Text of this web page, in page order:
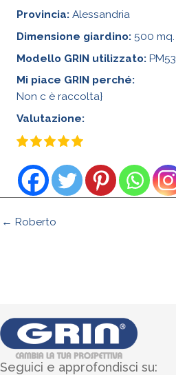
Provincia: Alessandria
Dimensione giardino: 500 mq.
Modello GRIN utilizzato: PM53
Mi piace GRIN perché:
Non c è raccolta}
Valutazione:
← Roberto
Seguici e approfondisci su: